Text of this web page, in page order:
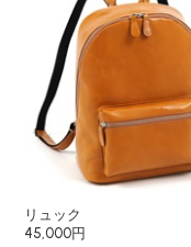
リュック
45,000円